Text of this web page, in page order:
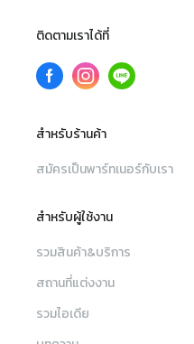
ติดตามเราได้ที่
สำหรับร้านค้า
สมัครเป็นพาร์ทเนอร์กับเรา
สำหรับผู้ใช้งาน
รวมสินค้า&บริการ
สถานที่แต่งงาน
รวมไอเดีย